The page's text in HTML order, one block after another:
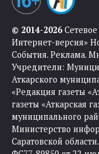
© 2014-2026Сетевое
Интернет-версия»
События. Реклама.
Учредители:
Аткарского
«Редакция газеты
газеты «Аткарская
муниципального
Министерство
Саратовской